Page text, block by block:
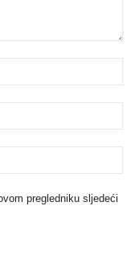
pregledniku sljedeći